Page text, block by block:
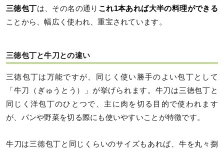
三徳包丁は、その名の通り これ1本あれば大半の料理ができる
ことから、幅広く使われ、重宝されています。
三徳包丁と牛刀との違い
三徳包丁は万能ですが、同じく使い勝手のよい包丁として
「牛刀（ぎゅうとう）」が挙げられます。牛刀は三徳包丁と
同じく洋包丁のひとつで、主に肉を切る目的で使われます
が、パンや野菜を切る際にも使いやすいことが特徴です。
牛刀は三徳包丁と同じくらいのサイズもあれば、牛を丸々捌